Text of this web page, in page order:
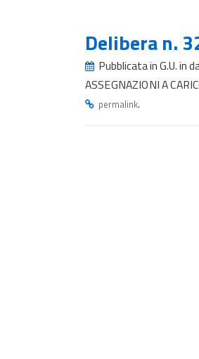
Delibera n.
Pubblicata in G.U. in
ASSEGNAZIONI A
permalink.